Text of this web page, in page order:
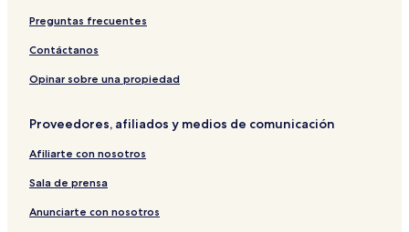
Preguntas frecuentes
Contáctanos
Opinar sobre una propiedad
Proveedores, afiliados y medios de comunicación
Afiliarte con nosotros
Sala de prensa
Anunciarte con nosotros